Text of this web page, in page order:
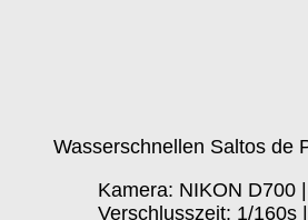
Wasserschnellen Saltos de
Kamera: NIKON D700 |
Verschlusszeit: 1/160s